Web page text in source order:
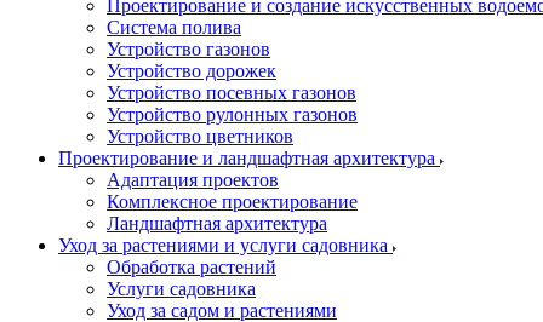
Проектирование и создание искусственных
Система полива
Устройство газонов
Устройство дорожек
Устройство посевных газонов
Устройство рулонных газонов
Устройство цветников
Проектирование и ландшафтная архитектура
Адаптация проектов
Комплексное проектирование
Ландшафтная архитектура
Уход за растениями и услуги садовника
Обработка растений
Услуги садовника
Уход за садом и растениями